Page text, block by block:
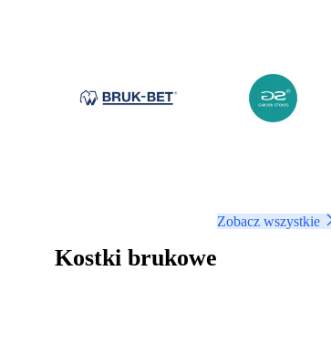
Kostki brukowe
Zobacz wszystkie